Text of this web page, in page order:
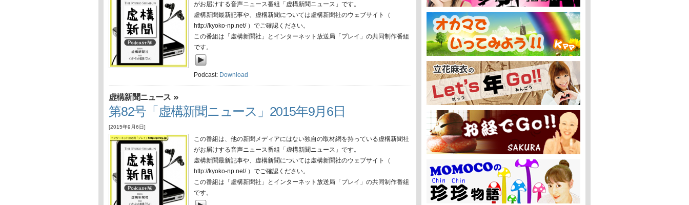
がお届けする音声ニュース番組「虚構新聞ニュース」です。
虚構新聞最新記事や、虚構新聞については虚構新聞社のウェブサイト（
http://kyoko-np.net/ ）でご確認ください。
この番組は「虚構新聞社」とインターネット放送局「プレイ」の共同制作番組
です。
Podcast: Download
虚構新聞ニュース »
第82号「虚構新聞ニュース」2015年9月6日
[2015年9月6日]
この番組は、他の新聞メディアにはない独自の取材網を持っている虚構新聞社
がお届けする音声ニュース番組「虚構新聞ニュース」です。
虚構新聞最新記事や、虚構新聞については虚構新聞社のウェブサイト（
http://kyoko-np.net/ ）でご確認ください。
この番組は「虚構新聞社」とインターネット放送局「プレイ」の共同制作番組
です。